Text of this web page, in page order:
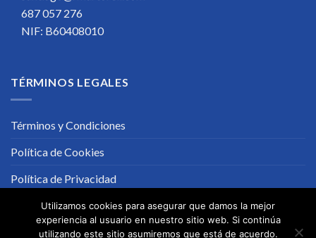
687 057 276
NIF: B60408010
TÉRMINOS LEGALES
Términos y Condiciones
Política de Cookies
Política de Privacidad
Utilizamos cookies para asegurar que damos la mejor
experiencia al usuario en nuestro sitio web. Si continúa
utilizando este sitio asumiremos que está de acuerdo.